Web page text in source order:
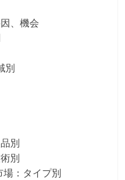
、機会
別
別
別
場：タイプ別